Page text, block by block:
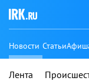
Новости Статьи
Лента